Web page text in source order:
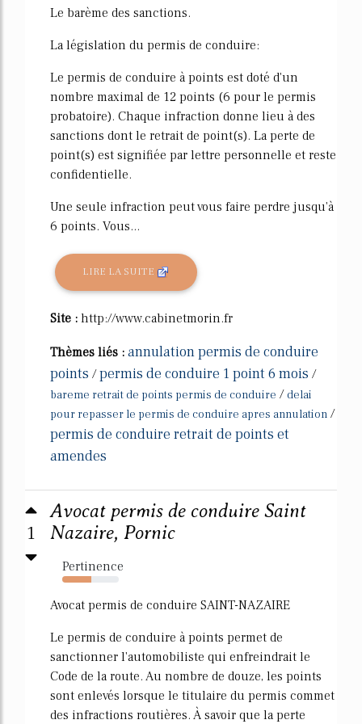
Le barème des sanctions.
La législation du permis de conduire:
Le permis de conduire à points est doté d'un
nombre maximal de 12 points (6 pour le permis
probatoire). Chaque infraction donne lieu à des
sanctions dont le retrait de point(s). La perte de
point(s) est signifiée par lettre personnelle et reste
confidentielle.
Une seule infraction peut vous faire perdre jusqu'à
6 points. Vous...
LIRE LA SUITE
Site : http://www.cabinetmorin.fr
Thèmes liés : annulation permis de conduire
points /permis de conduire 1 point 6 mois /
bareme retrait de points permis de conduire / delai
pour repasser le permis de conduire apres annulation /
permis de conduire retrait de points et
amendes
1
Avocat permis de conduire Saint
Nazaire, Pornic
Pertinence
52%
Avocat permis de conduire SAINT-NAZAIRE
Le permis de conduire à points permet de
sanctionner l'automobiliste qui enfreindrait le
Code de la route. Au nombre de douze, les points
sont enlevés lorsque le titulaire du permis commet
des infractions routières. À savoir que la perte